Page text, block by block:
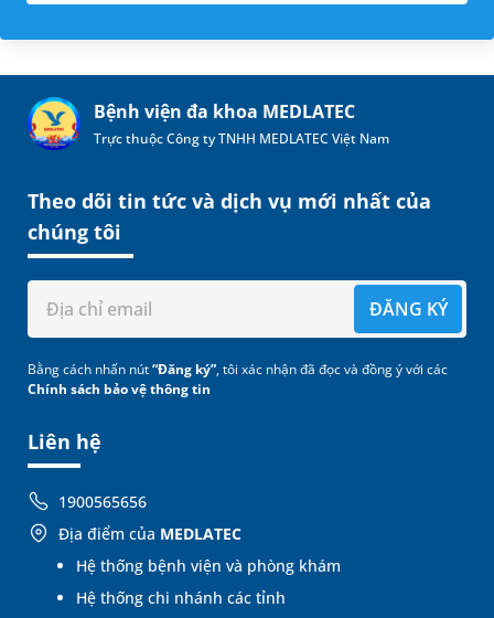
Bệnh viện đa khoa MEDLATEC
Trực thuộc Công ty TNHH MEDLATEC Việt Nam
Liên hệ
1900565656
Địa điểm của MEDLATEC
Hệ thống bệnh viện và phòng khám
Hệ thống chi nhánh các tỉnh
Theo dõi tin tức và dịch vụ mới nhất của
chúng tôi
ĐĂNG KÝ
Bằng cách nhấn nút“Đăng ký”, tôi xác nhận đã đọc và đồng ý với các
Chính sách bảo vệ thông tin